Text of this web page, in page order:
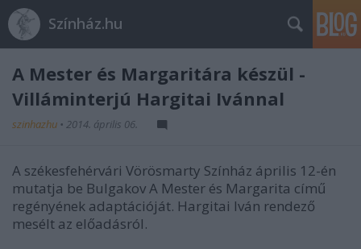
Színház.hu
A Mester és Margaritára készül -
Villáminterjú Hargitai Ivánnal
szinhazhu • 2014. április 06.
A székesfehérvári Vörösmarty Színház április 12-én
mutatja be Bulgakov A Mester és Margarita című
regényének adaptációját. Hargitai Iván rendező
mesélt az előadásról.